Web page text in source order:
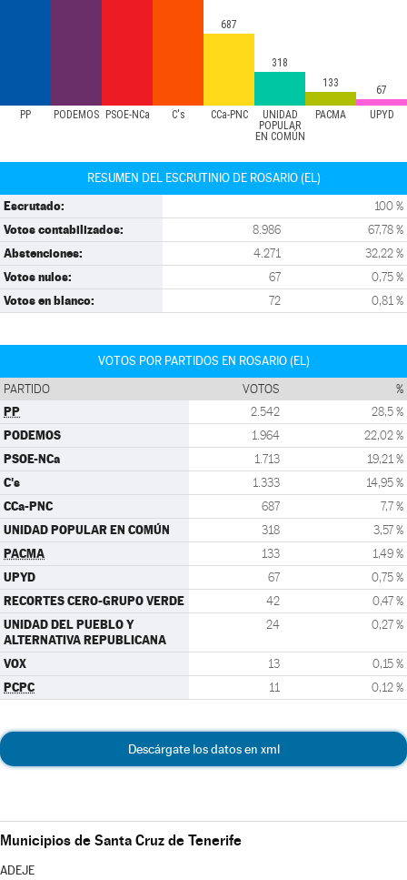
PP PODEMOS PSOE-NCa C's CCa-PNC
UNIDAD
POPULAR
EN COMÚN
PACMA UPYD
687
318
133
67
RESUMEN DEL ESCRUTINIO DE ROSARIO (EL)
Escrutado: 100 %
Votos contabilizados: 8.986 67,78 %
Abstenciones: 4.271 32,22 %
Votos nulos: 67 0,75 %
Votos en blanco: 72 0,81 %
VOTOS POR PARTIDOS EN ROSARIO (EL)
PARTIDO VOTOS %
PP 2.542 28,5 %
PODEMOS 1.964 22,02 %
PSOE-NCa 1.713 19,21 %
C's 1.333 14,95 %
CCa-PNC 687 7,7 %
UNIDAD POPULAR EN COMÚN 318 3,57 %
PACMA 133 1,49 %
UPYD 67 0,75 %
RECORTES CERO-GRUPO VERDE 42 0,47 %
UNIDAD DEL PUEBLO Y
ALTERNATIVA REPUBLICANA
24 0,27 %
VOX 13 0,15 %
PCPC 11 0,12 %
Descárgate los datos en xml
Municipios de Santa Cruz de Tenerife
ADEJE